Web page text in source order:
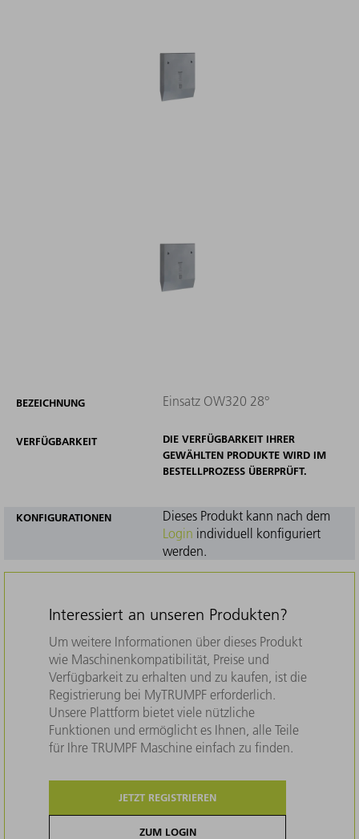
BEZEICHNUNG Einsatz OW320 28°
VERFÜGBARKEIT
DIE VERFÜGBARKEIT IHRER
GEWÄHLTEN PRODUKTE WIRD IM
BESTELLPROZESS ÜBERPRÜFT.
KONFIGURATIONEN
Dieses Produkt kann nach dem
Login individuell konfiguriert
werden.
Interessiert an unseren Produkten?
Um weitere Informationen über dieses Produkt
wie Maschinenkompatibilität, Preise und
Verfügbarkeit zu erhalten und zu kaufen, ist die
Registrierung bei MyTRUMPF erforderlich.
Unsere Plattform bietet viele nützliche
Funktionen und ermöglicht es Ihnen, alle Teile
für Ihre TRUMPF Maschine einfach zu finden.
JETZT REGISTRIEREN
ZUM LOGIN